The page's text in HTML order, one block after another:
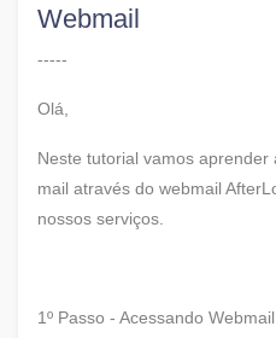
Webmail
-----
Olá,
Neste tutorial vamos
mail através do webmail
nossos serviços.
1º Passo - Acessando